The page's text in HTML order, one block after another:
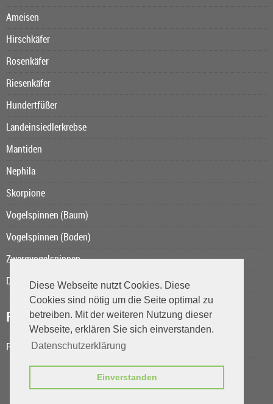
Diese Webseite nutzt Cookies. Diese
Cookies sind nötig um die Seite optimal zu
betreiben. Mit der weiteren Nutzung dieser
Webseite, erklären Sie sich einverstanden.
Datenschutzerklärung
Einverstanden
Ameisen
Hirschkäfer
Rosenkäfer
Riesenkäfer
Hundertfüßer
Landeinsiedlerkrebse
Mantiden
Nephila
Skorpione
Vogelspinnen (Baum)
Vogelspinnen (Boden)
Zwergvogelspinnen
Das Kurzschwanzopossum
Reiseberichte
Rolands Reisen
ThePetFactory.de © 2026 | Template © 2009-2026 bymodified eCommerce Shopsoftware